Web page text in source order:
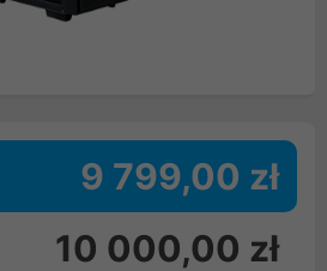
9 799,00 zł
10 000,00 zł